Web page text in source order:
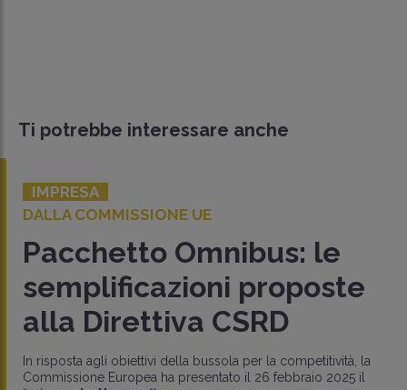
Ti potrebbe interessare anche
IMPRESA
DALLA COMMISSIONE UE
Pacchetto Omnibus: le
semplificazioni proposte
alla Direttiva CSRD
In risposta agli obiettivi della bussola per la competitività, la
Commissione Europea ha presentato il 26 febbraio 2025 il